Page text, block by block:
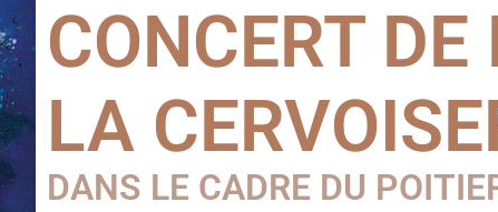
CONCERT
LA
DANS LE CADRE DU